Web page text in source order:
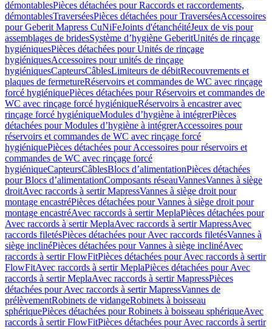
démontablesPièces détachées pour Raccords et raccordements,
démontablesTraverséesPièces détachées pour TraverséesAccessoires
pour Geberit Mapress CuNiFeJoints d'étanchéitéJeux de vis pour
assemblages de bridesSystème d’hygiène GeberitUnités de rinçage
hygiéniquesPièces détachées pour Unités de rinçage
hygiéniquesAccessoires pour unités de rinçage
hygiéniquesCapteursCâblesLimiteurs de débitRecouvrements et
plaques de fermetureRéservoirs et commandes de WC avec rinçage
forcé hygiéniquePièces détachées pour Réservoirs et commandes de
WC avec rinçage forcé hygiéniqueRéservoirs à encastrer avec
rinçage forcé hygiéniqueModules d’hygiène à intégrerPièces
détachées pour Modules d’hygiène à intégrerAccessoires pour
réservoirs et commandes de WC avec rinçage forcé
hygiéniquePièces détachées pour Accessoires pour réservoirs et
commandes de WC avec rinçage forcé
hygiéniqueCapteursCâblesBlocs d’alimentationPièces détachées
pour Blocs d’alimentationComposants réseauVannesVannes à siège
droitAvec raccords à sertir MapressVannes à siège droit pour
montage encastréPièces détachées pour Vannes à siège droit pour
montage encastréAvec raccords à sertir MeplaPièces détachées pour
Avec raccords à sertir MeplaAvec raccords à sertir MapressAvec
raccords filetésPièces détachées pour Avec raccords filetésVannes à
siège inclinéPièces détachées pour Vannes à siège inclinéAvec
raccords à sertir FlowFitPièces détachées pour Avec raccords à sertir
FlowFitAvec raccords à sertir MeplaPièces détachées pour Avec
raccords à sertir MeplaAvec raccords à sertir MapressPièces
détachées pour Avec raccords à sertir MapressVannes de
prélèvementRobinets de vidangeRobinets à boisseau
sphériquePièces détachées pour Robinets à boisseau sphériqueAvec
raccords à sertir FlowFitPièces détachées pour Avec raccords à sertir